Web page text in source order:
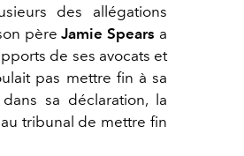
des allégations
pèreJamie Spears a
de ses avocats et
pas mettre fin à sa
sa déclaration, la
tribunal de mettre fin